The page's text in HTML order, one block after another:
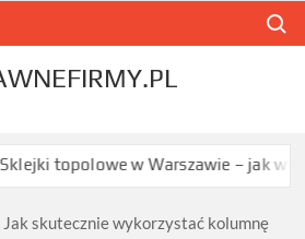
w Warszawie – jak wybrać
Jak skutecznie wykorzystać kolumnę